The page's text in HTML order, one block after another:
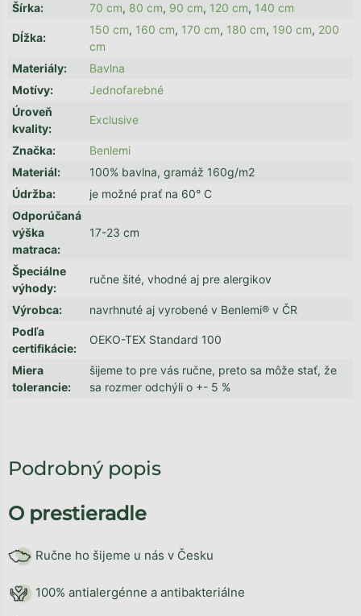
Šírka: 70 cm, 80 cm, 90 cm, 120 cm, 140 cm
Dĺžka:
150 cm, 160 cm, 170 cm, 180 cm, 190 cm, 200
cm
Materiály:
Bavlna
Motívy:
Jednofarebné
Úroveň
kvality:
Exclusive
Značka:
Benlemi
Materiál:
100% bavlna, gramáž 160g/m2
Údržba:
je možné prať na 60° C
Odporúčaná
výška
matraca:
17-23 cm
Špeciálne
výhody:
ručne šité, vhodné aj pre alergikov
Výrobca:
navrhnuté aj vyrobené v Benlemi® v ČR
Podľa
certifikácie:
OEKO-TEX Standard 100
Miera
tolerancie:
šijeme to pre vás ručne, preto sa môže stať, že
sa rozmer odchýli o +- 5 %
Podrobný popis
O prestieradle
Ručne ho šijeme u nás v Česku
100% antialergénne a antibakteriálne